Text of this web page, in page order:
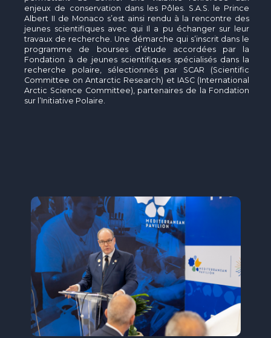
enjeux de conservation dans les Pôles. S.A.S. le Prince
Albert II de Monaco s’est ainsi rendu à la rencontre des
jeunes scientifiques avec qui Il a pu échanger sur leur
travaux de recherche. Une démarche qui s’inscrit dans le
programme de bourses d’étude accordées par la
Fondation à de jeunes scientifiques spécialisés dans la
recherche polaire, sélectionnés par SCAR (Scientific
Committee on Antarctic Research) et IASC (International
Arctic Science Committee), partenaires de la Fondation
sur l’Initiative Polaire.